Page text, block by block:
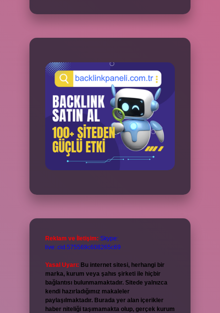
Reklam ve İletişim: Skype:
live:.cid.575569c608265c69
Yasal Uyarı: Bu internet sitesi, herhangi bir
marka, kurum veya şahıs şirketi ile hiçbir
bağlantısı bulunmamaktadır. Sitede yalnızca
kendi hazırladığımız makaleler
paylaşılmaktadır. Burada yer alan içerikler
haber niteliği taşımamakta olup, gerçek kurum